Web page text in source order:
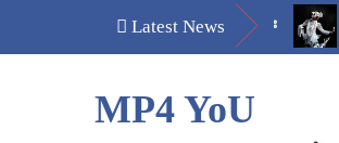
Latest News
မန်ကျည်းချဉ် သိပ်နည်း လူတိုင္း
MP4 YoU